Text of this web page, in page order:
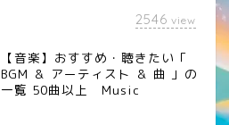
2546 view
【音楽】おすすめ・聴きたい「
BGM ＆ アーティスト ＆ 曲 」の
一覧 50曲以上 Music